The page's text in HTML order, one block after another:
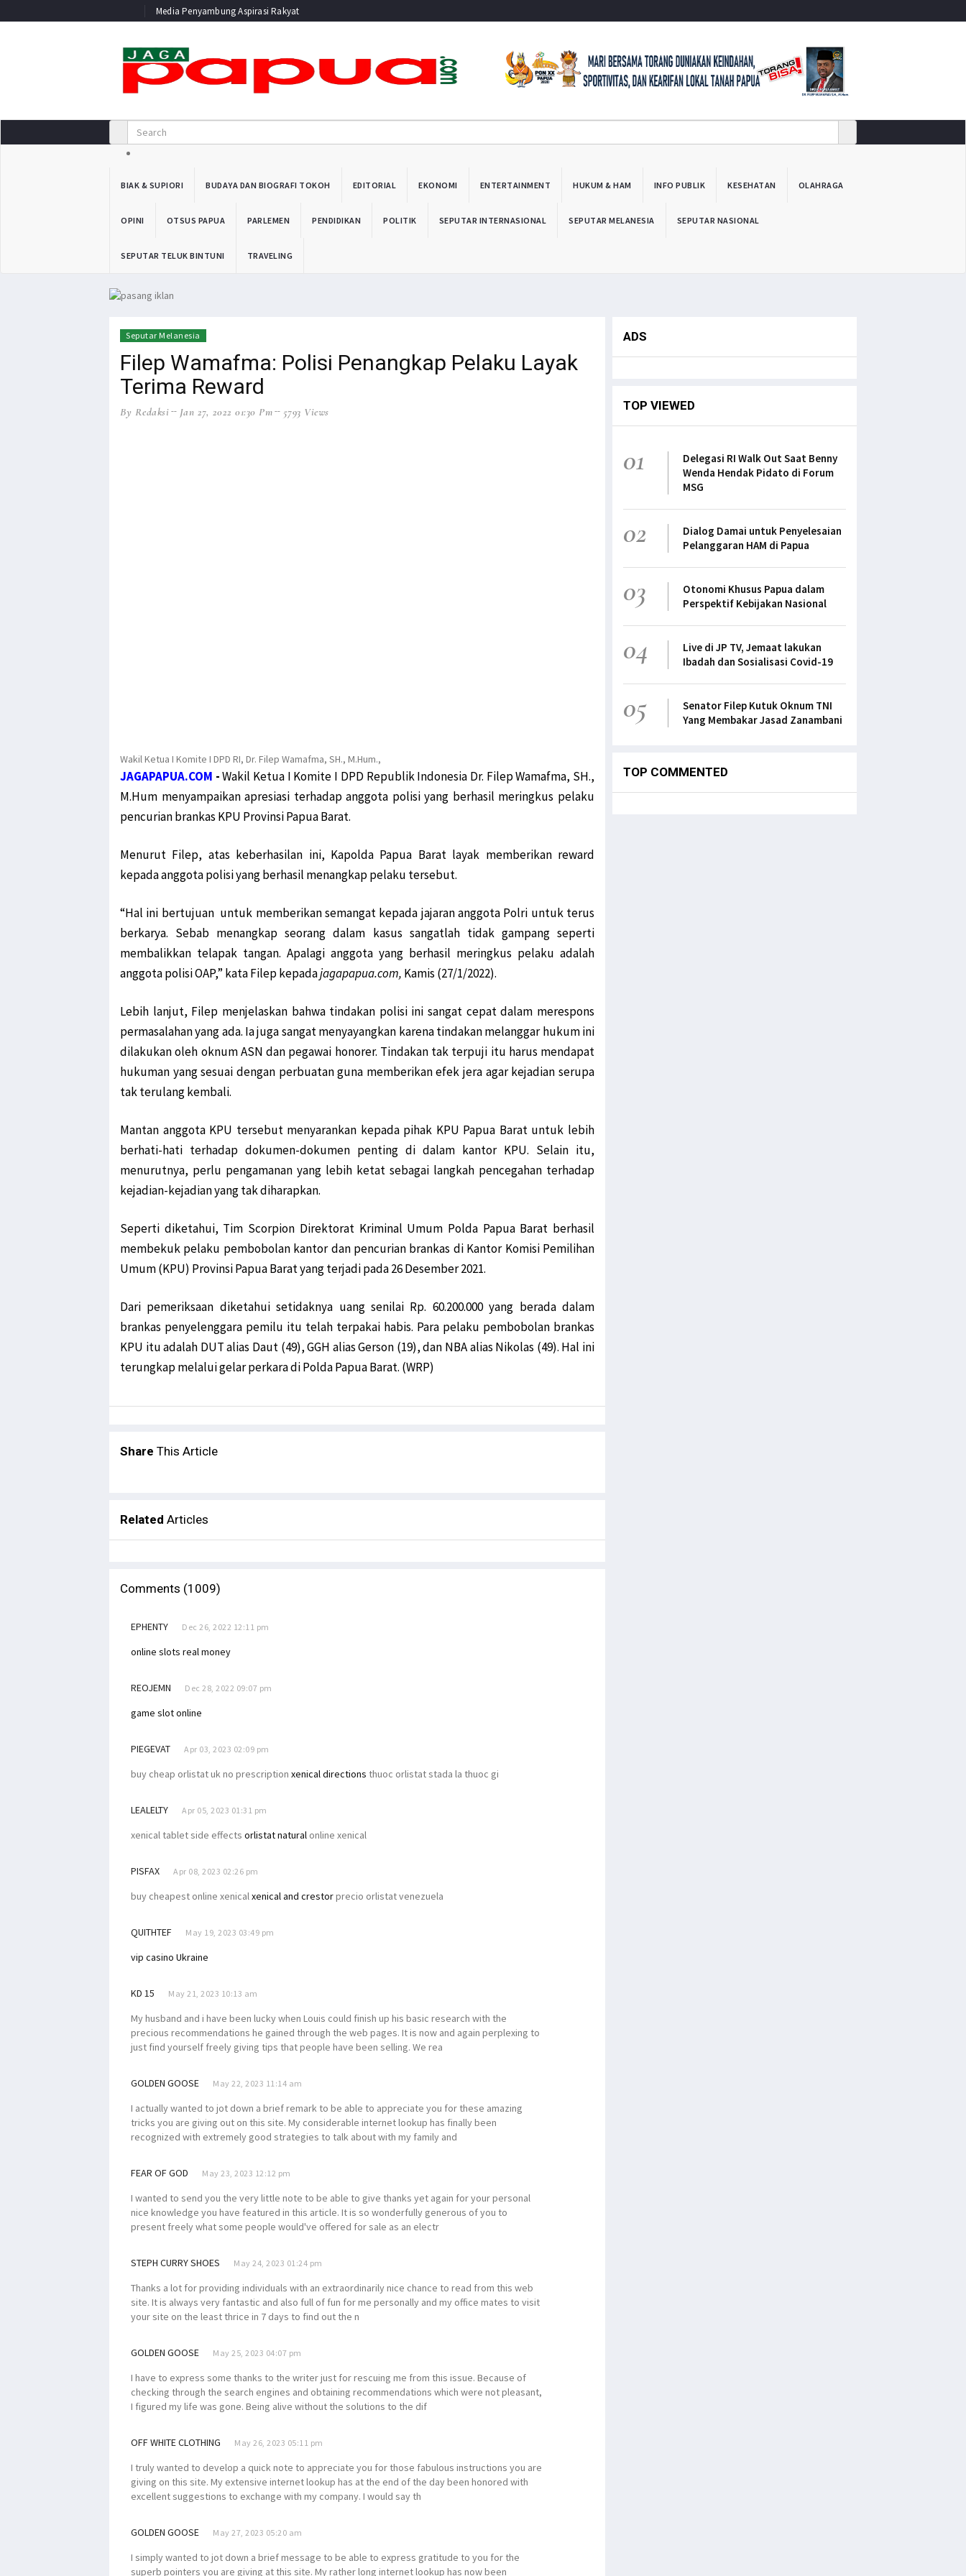
Media Penyambung Aspirasi Rakyat
BIAK & SUPIORI BUDAYA DAN BIOGRAFI TOKOH EDITORIAL EKONOMI ENTERTAINMENT HUKUM & HAM INFO PUBLIK KESEHATAN OLAHRAGA
OPINI OTSUS PAPUA PARLEMEN PENDIDIKAN POLITIK SEPUTAR INTERNASIONAL SEPUTAR MELANESIA SEPUTAR NASIONAL
SEPUTAR TELUK BINTUNI TRAVELING
HEADLINENEWS
Seputar Melanesia
Filep Wamafma: Polisi Penangkap Pelaku Layak
Terima Reward
By Redaksi Jan 27, 2022 01:30 Pm 5793 Views
Wakil Ketua I Komite I DPD RI, Dr. Filep Wamafma, SH., M.Hum.,
JAGAPAPUA.COM -Wakil Ketua I Komite I DPD Republik Indonesia Dr. Filep Wamafma, SH.,
M.Hum menyampaikan apresiasi terhadap anggota polisi yang berhasil meringkus pelaku
pencurian brankas KPU Provinsi Papua Barat.
Menurut Filep, atas keberhasilan ini, Kapolda Papua Barat layak memberikan reward
kepada anggota polisi yang berhasil menangkap pelaku tersebut.
“Hal ini bertujuan untuk memberikan semangat kepada jajaran anggota Polri untuk terus
berkarya. Sebab menangkap seorang dalam kasus sangatlah tidak gampang seperti
membalikkan telapak tangan. Apalagi anggota yang berhasil meringkus pelaku adalah
anggota polisi OAP,” kata Filep kepadajagapapua.com, Kamis (27/1/2022).
Lebih lanjut, Filep menjelaskan bahwa tindakan polisi ini sangat cepat dalam merespons
permasalahan yang ada. Ia juga sangat menyayangkan karena tindakan melanggar hukum ini
dilakukan oleh oknum ASN dan pegawai honorer. Tindakan tak terpuji itu harus mendapat
hukuman yang sesuai dengan perbuatan guna memberikan efek jera agar kejadian serupa
tak terulang kembali.
Mantan anggota KPU tersebut menyarankan kepada pihak KPU Papua Barat untuk lebih
berhati-hati terhadap dokumen-dokumen penting di dalam kantor KPU. Selain itu,
menurutnya, perlu pengamanan yang lebih ketat sebagai langkah pencegahan terhadap
kejadian-kejadian yang tak diharapkan.
Seperti diketahui, Tim Scorpion Direktorat Kriminal Umum Polda Papua Barat berhasil
membekuk pelaku pembobolan kantor dan pencurian brankas di Kantor Komisi Pemilihan
Umum (KPU) Provinsi Papua Barat yang terjadi pada 26 Desember 2021.
Dari pemeriksaan diketahui setidaknya uang senilai Rp. 60.200.000 yang berada dalam
brankas penyelenggara pemilu itu telah terpakai habis. Para pelaku pembobolan brankas
KPU itu adalah DUT alias Daut (49), GGH alias Gerson (19), dan NBA alias Nikolas (49). Hal ini
terungkap melalui gelar perkara di Polda Papua Barat. (WRP)
Share This Article
Related Articles
Comments (1009)
EPHENTY Dec 26, 2022 12:11 pm
online slots real money
REOJEMN Dec 28, 2022 09:07 pm
game slot online
PIEGEVAT Apr 03, 2023 02:09 pm
buy cheap orlistat uk no prescription xenical directions thuoc orlistat stada la thuoc gi
LEALELTY Apr 05, 2023 01:31 pm
xenical tablet side effects orlistat natural online xenical
PISFAX Apr 08, 2023 02:26 pm
buy cheapest online xenicalxenical and crestorprecio orlistat venezuela
QUITHTEF May 19, 2023 03:49 pm
vip casino Ukraine
KD 15 May 21, 2023 10:13 am
My husband and i have been lucky when Louis could finish up his basic research with the
precious recommendations he gained through the web pages. It is now and again perplexing to
just find yourself freely giving tips that people have been selling. We rea
GOLDEN GOOSE May 22, 2023 11:14 am
I actually wanted to jot down a brief remark to be able to appreciate you for these amazing
tricks you are giving out on this site. My considerable internet lookup has finally been
recognized with extremely good strategies to talk about with my family and
FEAR OF GOD May 23, 2023 12:12 pm
I wanted to send you the very little note to be able to give thanks yet again for your personal
nice knowledge you have featured in this article. It is so wonderfully generous of you to
present freely what some people would've offered for sale as an electr
STEPH CURRY SHOES May 24, 2023 01:24 pm
Thanks a lot for providing individuals with an extraordinarily nice chance to read from this web
site. It is always very fantastic and also full of fun for me personally and my office mates to visit
your site on the least thrice in 7 days to find out the n
GOLDEN GOOSE May 25, 2023 04:07 pm
I have to express some thanks to the writer just for rescuing me from this issue. Because of
checking through the search engines and obtaining recommendations which were not pleasant,
I figured my life was gone. Being alive without the solutions to the dif
OFF WHITE CLOTHING May 26, 2023 05:11 pm
I truly wanted to develop a quick note to appreciate you for those fabulous instructions you are
giving on this site. My extensive internet lookup has at the end of the day been honored with
excellent suggestions to exchange with my company. I would say th
GOLDEN GOOSE May 27, 2023 05:20 am
I simply wanted to jot down a brief message to be able to express gratitude to you for the
superb pointers you are giving at this site. My rather long internet lookup has now been
ADS
TOP VIEWED
01
Delegasi RI Walk Out Saat Benny
Wenda Hendak Pidato di Forum
MSG
02
Dialog Damai untuk Penyelesaian
Pelanggaran HAM di Papua
03
Otonomi Khusus Papua dalam
Perspektif Kebijakan Nasional
04
Live di JP TV, Jemaat lakukan
Ibadah dan Sosialisasi Covid-19
05
Senator Filep Kutuk Oknum TNI
Yang Membakar Jasad Zanambani
TOP COMMENTED